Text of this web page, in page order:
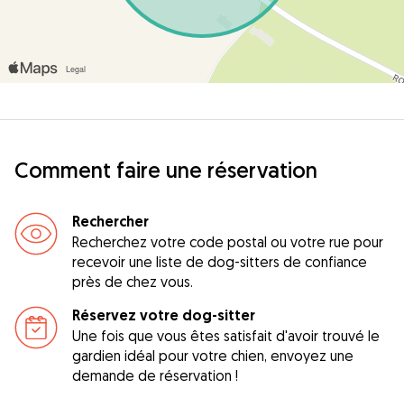
Comment faire une réservation
Rechercher
Recherchez votre code postal ou votre rue pour
recevoir une liste de dog-sitters de confiance
près de chez vous.
Réservez votre dog-sitter
Une fois que vous êtes satisfait d'avoir trouvé le
gardien idéal pour votre chien, envoyez une
demande de réservation !